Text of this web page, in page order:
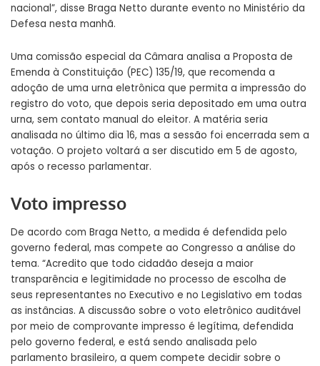
nacional”, disse Braga Netto durante evento no Ministério da
Defesa nesta manhã.
Uma comissão especial da Câmara analisa a Proposta de
Emenda à Constituição (PEC) 135/19, que recomenda a
adoção de uma urna eletrônica que permita a impressão do
registro do voto, que depois seria depositado em uma outra
urna, sem contato manual do eleitor. A matéria seria
analisada no último dia 16, mas a sessão foi encerrada sem a
votação. O projeto voltará a ser discutido em 5 de agosto,
após o recesso parlamentar.
Voto impresso
De acordo com Braga Netto, a medida é defendida pelo
governo federal, mas compete ao Congresso a análise do
tema. “Acredito que todo cidadão deseja a maior
transparência e legitimidade no processo de escolha de
seus representantes no Executivo e no Legislativo em todas
as instâncias. A discussão sobre o voto eletrônico auditável
por meio de comprovante impresso é legítima, defendida
pelo governo federal, e está sendo analisada pelo
parlamento brasileiro, a quem compete decidir sobre o